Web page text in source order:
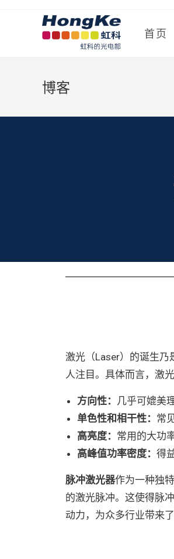
首页
博客
激光（Laser）的诞生
人注目。具体而言，激
方向性： 几乎可媲美
单色性和相干性： 常
高亮度： 常用的大功
高峰值功率密度： 得
脉冲激光器作为一种独
的激光脉冲。这使得脉
动力，为众多行业带来